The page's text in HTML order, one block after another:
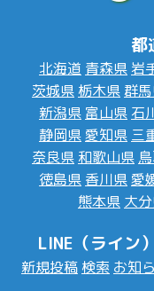
都
北海道 青森県 岩
茨城県 栃木県群
新潟県 富山県 石
静岡県愛知県 三
奈良県 和歌山県
徳島県 香川県愛
熊本県 大
LINE（ライン
新規投稿 検索 お知